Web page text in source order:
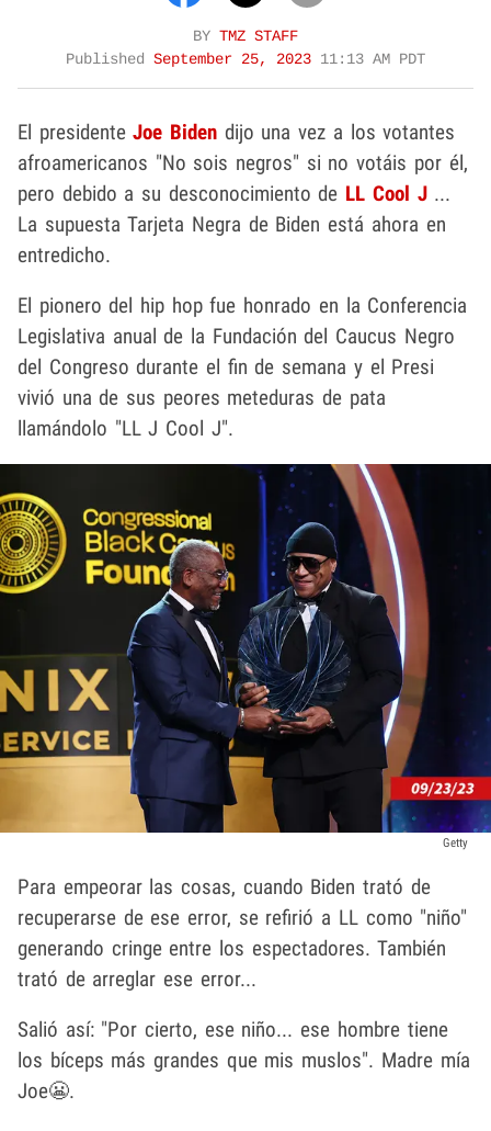
BY TMZ STAFF
Published September 25, 2023 11:13 AM PDT
El presidenteJoe Biden dijo una vez a los votantes
afroamericanos "No sois negros" si no votáis por él,
pero debido a su desconocimiento de LL Cool J...
La supuesta Tarjeta Negra de Biden está ahora en
entredicho.
El pionero del hip hop fue honrado en la Conferencia
Legislativa anual de la Fundación del Caucus Negro
del Congreso durante el fin de semana y el Presi
vivió una de sus peores meteduras de pata
llamándolo "LL J Cool J".
Getty
Para empeorar las cosas, cuando Biden trató de
recuperarse de ese error, se refirió a LL como "niño"
generando cringe entre los espectadores. También
trató de arreglar ese error...
Salió así: "Por cierto, ese niño... ese hombre tiene
los bíceps más grandes que mis muslos". Madre mía
Joe😬.